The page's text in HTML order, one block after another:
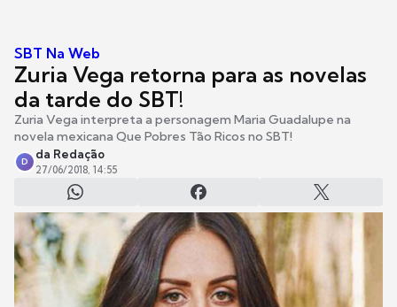
SBT Na Web
Zuria Vega retorna para as novelas
da tarde do SBT!
Zuria Vega interpreta a personagem Maria Guadalupe na
novela mexicana Que Pobres Tão Ricos no SBT!
D
da Redação
27/06/2018, 14:55